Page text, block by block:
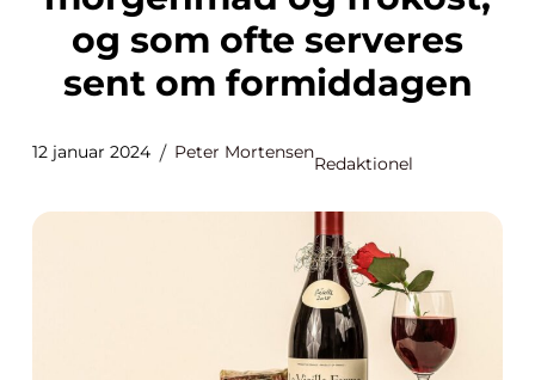
og som ofte serveres
sent om formiddagen
12 januar 2024 Peter Mortensen
Redaktionel